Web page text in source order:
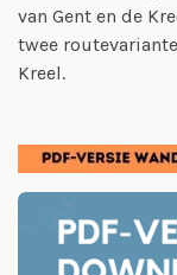
van Gent en de
twee
Kreel.